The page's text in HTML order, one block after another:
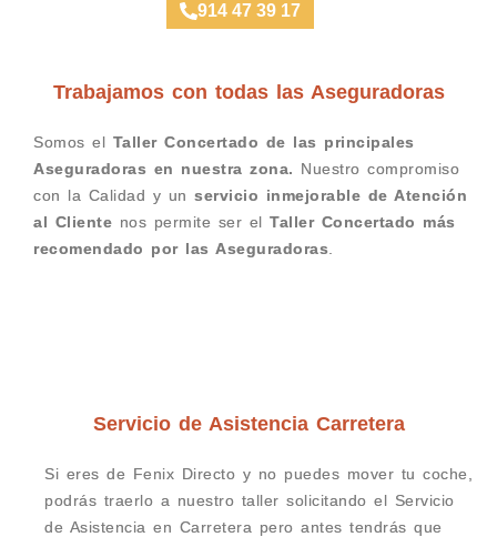
914 47 39 17
Trabajamos con todas las Aseguradoras
Somos el Taller Concertado de las principales
Aseguradoras en nuestra zona. Nuestro compromiso
con la Calidad y un servicio inmejorable de Atención
al Cliente nos permite ser el Taller Concertado más
recomendado por las Aseguradoras.
Servicio de Asistencia Carretera
Si eres de Fenix Directo y no puedes mover tu coche,
podrás traerlo a nuestro taller solicitando el Servicio
de Asistencia en Carretera pero antes tendrás que